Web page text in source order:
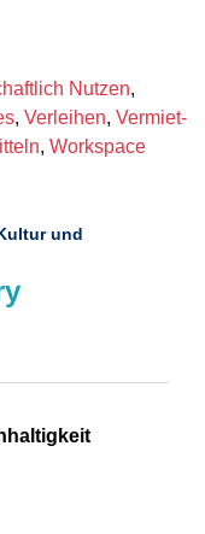
Nutzen
Verleihen Vermiet-
Workspace
und